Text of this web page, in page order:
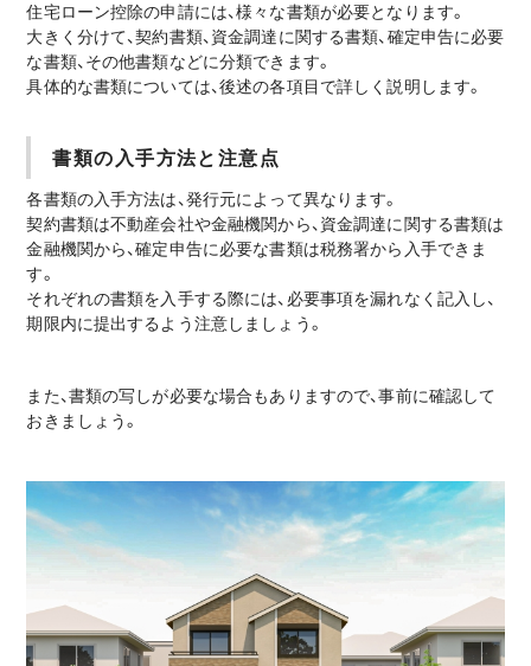
住宅ローン控除の申請には、様々な書類が必要となります。
大きく分けて、契約書類、資金調達に関する書類、確定申告に必要
な書類、その他書類などに分類できます。
具体的な書類については、後述の各項目で詳しく説明します。
書類の入手方法と注意点
各書類の入手方法は、発行元によって異なります。
契約書類は不動産会社や金融機関から、資金調達に関する書類は
金融機関から、確定申告に必要な書類は税務署から入手できま
す。
それぞれの書類を入手する際には、必要事項を漏れなく記入し、
期限内に提出するよう注意しましょう。
また、書類の写しが必要な場合もありますので、事前に確認して
おきましょう。